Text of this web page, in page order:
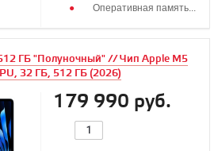
Оперативная память...
ГБ "Полуночный" // Чип Apple M5
32 ГБ, 512 ГБ (2026)
179 990 руб.